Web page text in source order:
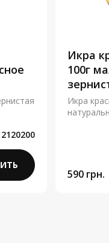
Икра
100г
Икра
590 грн.